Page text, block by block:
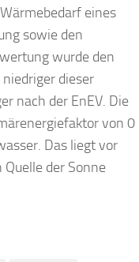
eines
sowie den
wurde den
dieser
nach der EnEV. Die
von 0
Das liegt vor
der Sonne